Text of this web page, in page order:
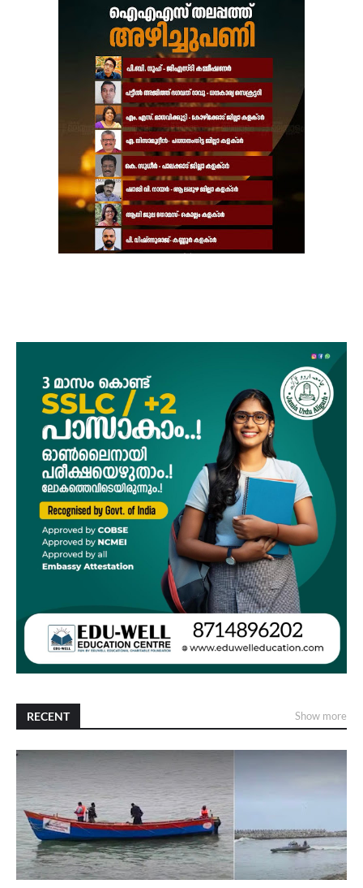
RECENT Show more